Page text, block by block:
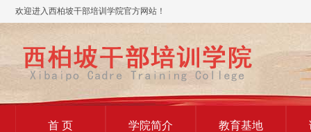
欢迎进入西柏坡干部培训学院官方网站！
首 页 学院简介 教育基地